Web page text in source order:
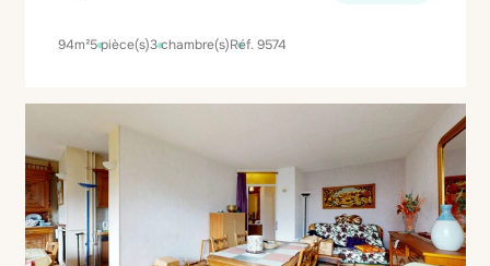
94m²5 pièce(s)3 chambre(s)Réf. 9574